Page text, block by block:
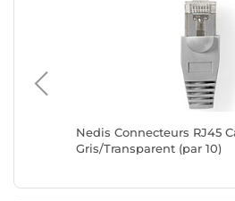
Nedis Connecteurs RJ45
Gris/Transparent (par 10)